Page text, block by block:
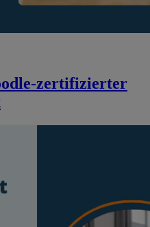
zertifizierter